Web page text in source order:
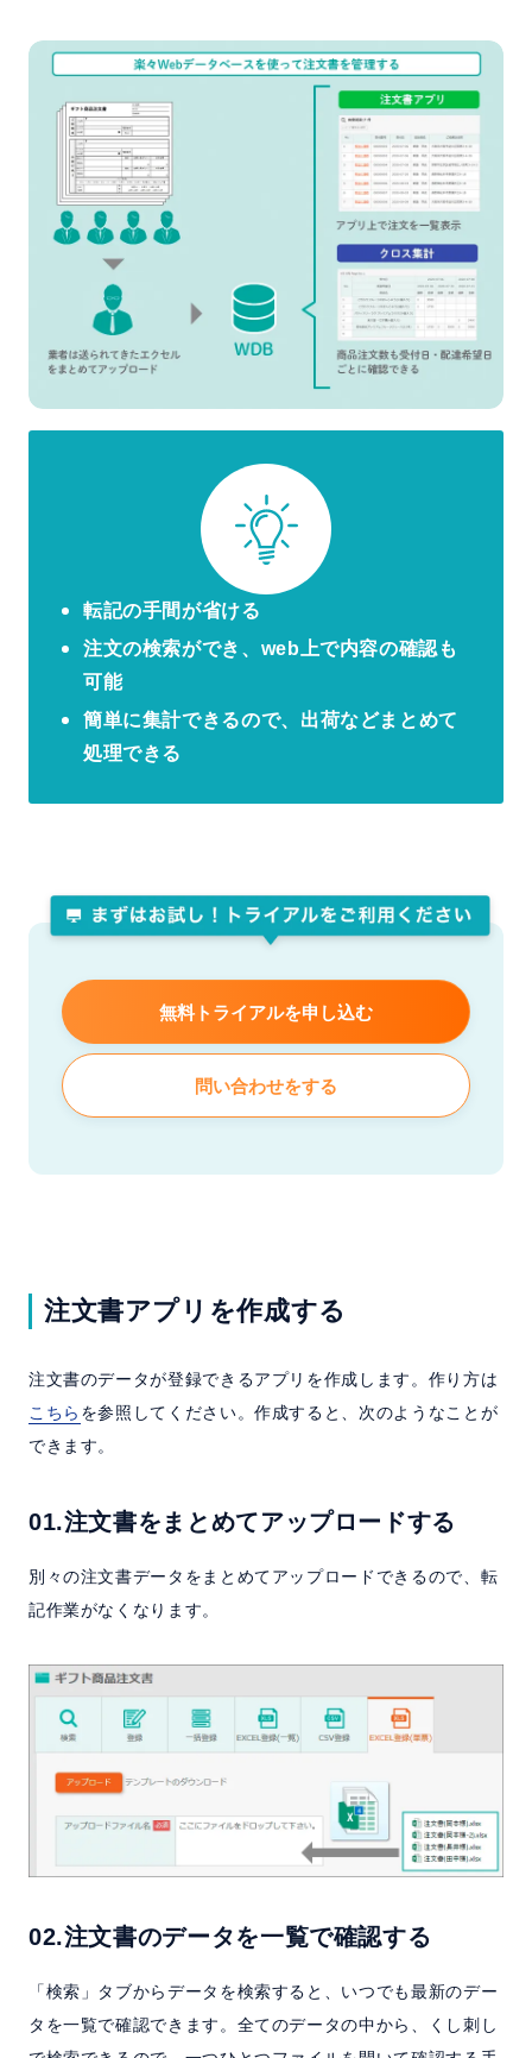
転記の手間が省ける
注文の検索ができ、web上で内容の確認も
可能
簡単に集計できるので、出荷などまとめて
処理できる
無料トライアルを申し込む
問い合わせをする
注文書アプリを作成する
注文書のデータが登録できるアプリを作成します。作り方は
こちら を参照してください。作成すると、次のようなことが
できます。
01.注文書をまとめてアップロードする
別々の注文書データをまとめてアップロードできるので、転
記作業がなくなります。
02.注文書のデータを一覧で確認する
「検索」タブからデータを検索すると、いつでも最新のデー
タを一覧で確認できます。全てのデータの中から、くし刺し